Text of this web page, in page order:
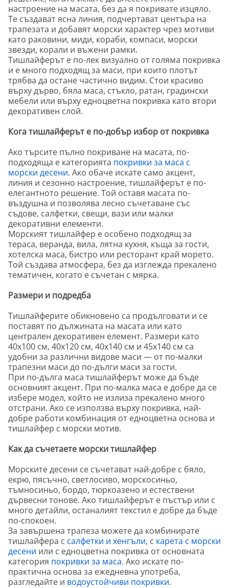
настроение на масата, без да я покривате изцяло.
Те създават ясна линия, подчертават центъра на
трапезата и добавят морски характер чрез мотиви
като раковини, миди, кораби, компаси, морски
звезди, корали и въжени рамки.
Тишлайферът е по-лек визуално от голяма покривка
и е много подходящ за маси, при които плотът
трябва да остане частично видим. Стои красиво
върху дърво, бяла маса, стъкло, ратан, градински
мебели или върху едноцветна покривка като втори
декоративен слой.
Кога тишлайферът е по-добър избор от покривка
Ако търсите пълно покриване на масата, по-
подходяща е категорията покривки за маса с
морски десени. Ако обаче искате само акцент,
линия и сезонно настроение, тишлайферът е по-
елегантното решение. Той оставя масата по-
въздушна и позволява лесно съчетаване със
съдове, салфетки, свещи, вази или малки
декоративни елементи.
Морският тишлайфер е особено подходящ за
тераса, веранда, вила, лятна кухня, къща за гости,
хотелска маса, бистро или ресторант край морето.
Той създава атмосфера, без да изглежда прекалено
тематичен, когато е съчетан с мярка.
Размери и подредба
Тишлайферите обикновено са продълговати и се
поставят по дължината на масата или като
централен декоративен елемент. Размери като
40х100 см, 40х120 см, 40х140 см и 45х140 см са
удобни за различни видове маси — от по-малки
трапезни маси до по-дълги маси за гости.
При по-дълга маса тишлайферът може да бъде
основният акцент. При по-малка маса е добре да се
избере модел, който не излиза прекалено много
отстрани. Ако се използва върху покривка, най-
добре работи комбинация от едноцветна основа и
тишлайфер с морски мотив.
Как да съчетаете морски тишлайфер
Морските десени се съчетават най-добре с бяло,
екрю, пясъчно, светлосиво, морскосиньо,
тъмносиньо, бордо, тюркоазено и естествени
дървесни тонове. Ако тишлайферът е пъстър или с
много детайли, останалият текстил е добре да бъде
по-спокоен.
За завършена трапеза можете да комбинирате
тишлайфера с салфетки и хенгъли, с карета с морски
десени или с едноцветна покривка от основната
категория покривки за маса. Ако искате по-
практична основа за ежедневна употреба,
разгледайте и водоустойчиви покривки.